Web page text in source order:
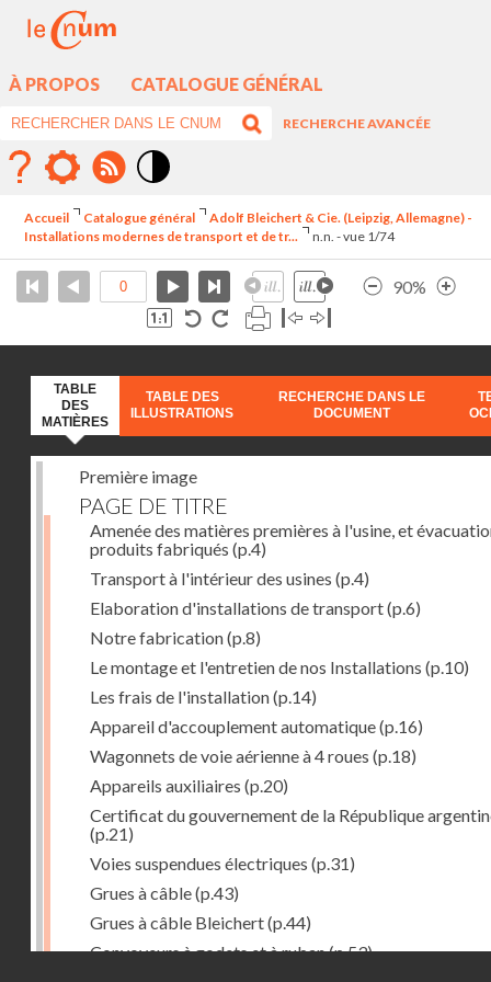
À PROPOS CATALOGUE GÉNÉRAL
RECHERCHE AVANCÉE
élévé
Accueil Catalogue général
Adolf Bleichert & Cie. (Leipzig, Allemagne) -
Installations modernes de transport et de tr...
n.n. - vue 1/74
90%
TABLE
DES
MATIÈRES
TABLE DES
ILLUSTRATIONS
RECHERCHE DANS LE
DOCUMENT
Première image
PAGE DE TITRE
Amenée des matières premières à l'usine, et
produits fabriqués (p.4)
Transport à l'intérieur des usines (p.4)
Elaboration d'installations de transport(p.6)
Notre fabrication(p.8)
Le montage et l'entretien de nos Installations (p.10)
Les frais de l'installation(p.14)
Appareil d'accouplement automatique(p.16)
Wagonnets de voie aérienne à 4 roues (p.18)
Appareils auxiliaires (p.20)
Certificat du gouvernement de la République
(p.21)
Voies suspendues électriques (p.31)
Grues à câble(p.43)
Grues à câble Bleichert(p.44)
Convoyeurs à godets et à ruban(p.53)